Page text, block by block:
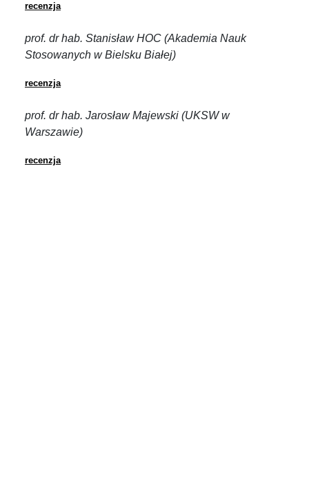
recenzja
prof. dr hab. Stanisław HOC (Akademia Nauk
Stosowanych w Bielsku Białej)
recenzja
prof. dr hab. Jarosław Majewski (UKSW w
Warszawie)
recenzja